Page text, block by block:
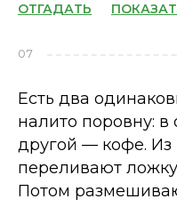
ОТГАДАТЬ
07
Есть два
налито поровну:
другой — кофе. Из
переливают
Потом